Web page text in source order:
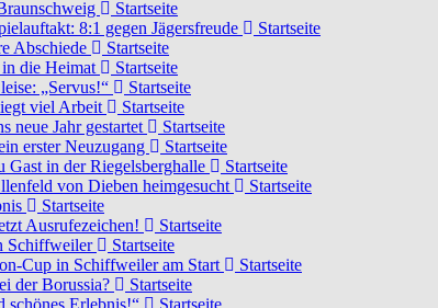
Startseite
8:1 gegen Jägersfreude
Startseite
Abschiede
Startseite
die Heimat
Startseite
„Servus!“
Startseite
viel Arbeit
Startseite
neue Jahr gestartet
Startseite
erster Neuzugang
Startseite
Gast in der Riegelsberghalle
Startseite
von Dieben heimgesucht
Startseite
Startseite
Ausrufezeichen!
Startseite
Schiffweiler
Startseite
Cup in Schiffweiler am Start
Startseite
der Borussia?
Startseite
schönes Erlebnis!“ Startseite